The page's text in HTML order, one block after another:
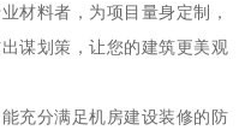
材料者，为项目量身定制，
谋划策，让您的建筑更美观
充分满足机房建设装修的防